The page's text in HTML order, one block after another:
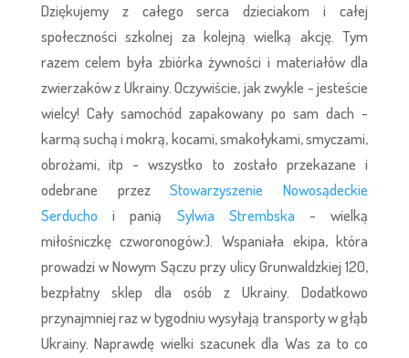
Dziękujemy z całego serca dzieciakom i całej
społeczności szkolnej za kolejną wielką akcję. Tym
razem celem była zbiórka żywności i materiałów dla
zwierzaków z Ukrainy. Oczywiście, jak zwykle - jesteście
wielcy! Cały samochód zapakowany po sam dach -
karmą suchą i mokrą, kocami, smakołykami, smyczami,
obrożami, itp - wszystko to zostało przekazane i
odebrane przezStowarzyszenie Nowosądeckie
Serducho i panią Sylwia Strembska - wielką
miłośniczkę czworonogów:). Wspaniała ekipa, która
prowadzi w Nowym Sączu przy ulicy Grunwaldzkiej 120,
bezpłatny sklep dla osób z Ukrainy. Dodatkowo
przynajmniej raz w tygodniu wysyłają transporty w głąb
Ukrainy. Naprawdę wielki szacunek dla Was za to co